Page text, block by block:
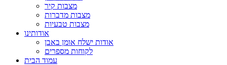
מצבות קיר
מצבות מדברות
מצבות טבעיות
אודותינו
אודות ישלח אומן באבן
לקוחות מספרים
עמוד הבית